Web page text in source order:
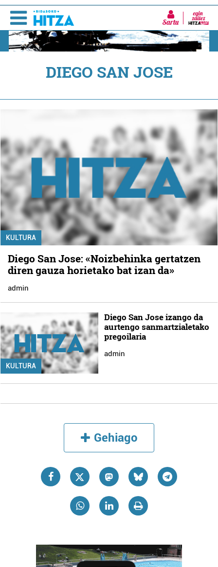
Sartu
DIEGO SAN JOSE
KULTURA
Diego San Jose: «Noizbehinka gertatzen
diren gauza horietako bat izan da»
admin
KULTURA
Diego San Jose izango da
aurtengo sanmartzialetako
pregoilaria
admin
Gehiago